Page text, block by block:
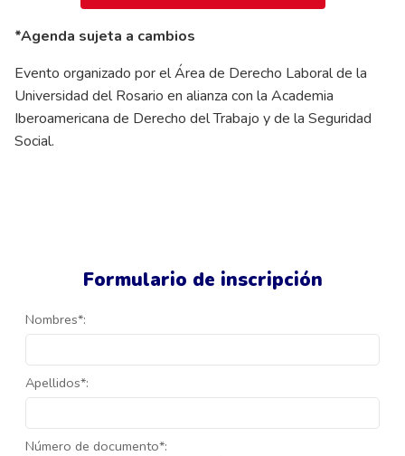
Formulario de inscripción
Nombres*:
Apellidos*:
Número de documento*:
*Agenda sujeta a cambios
Evento organizado por el Área de Derecho Laboral de la
Universidad del Rosario en alianza con la Academia
Iberoamericana de Derecho del Trabajo y de la Seguridad
Social.